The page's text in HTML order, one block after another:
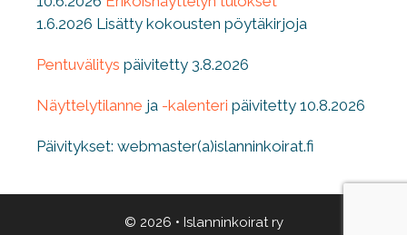
1.6.2026 Lisätty kokousten pöytäkirjoja
Pentuvälitys päivitetty 3.8.2026
Näyttelytilanne ja -kalenteri päivitetty 10.8.2026
Päivitykset: webmaster(a)islanninkoirat.fi
© 2026 • Islanninkoirat ry